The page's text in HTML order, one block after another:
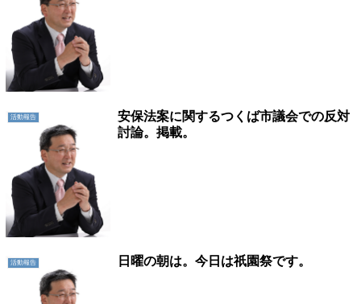
活動報告
安保法案に関するつくば市議会での反対
討論。掲載。
活動報告 日曜の朝は。今日は祇園祭です。